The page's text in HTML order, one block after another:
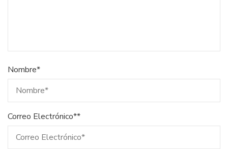
Nombre*
Correo Electrónico**